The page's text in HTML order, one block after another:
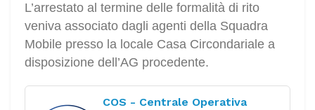
L’arrestato al termine delle formalità di rito
veniva associato dagli agenti della Squadra
Mobile presso la locale Casa Circondariale a
disposizione dell’AG procedente.
COS - Centrale Operativa